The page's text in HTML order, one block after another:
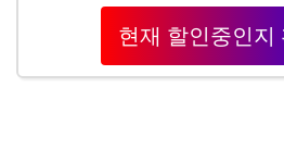
현재 할인중인지